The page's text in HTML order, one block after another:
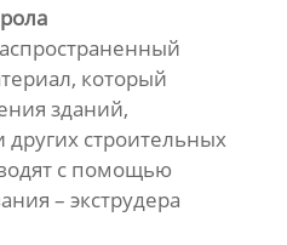
который
зданий,
строительных
с помощью
– экструдера